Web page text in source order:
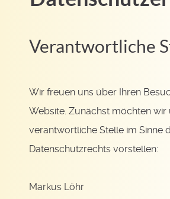
Verantwortliche
Wir freuen uns über Ihren
Website. Zunächst möchten wir
verantwortliche Stelle im Sinne
Datenschutzrechts vorstellen:
Markus Löhr